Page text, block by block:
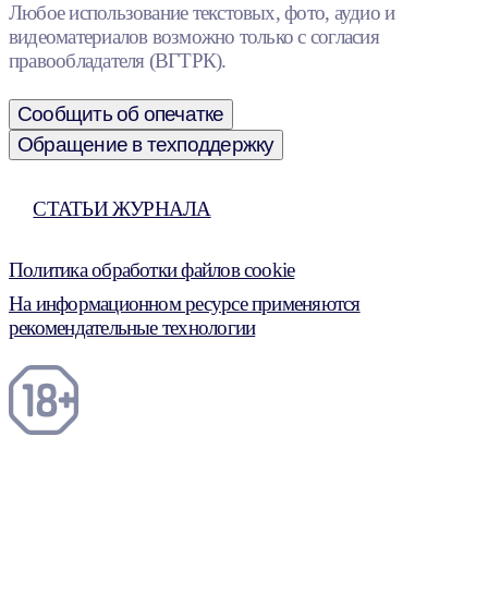
Любое использование текстовых, фото, аудио и
видеоматериалов возможно только с согласия
правообладателя (ВГТРК).
Сообщить об опечатке
Обращение в техподдержку
СТАТЬИ ЖУРНАЛА
Политика обработки файлов cookie
На информационном ресурсе применяются
рекомендательные технологии